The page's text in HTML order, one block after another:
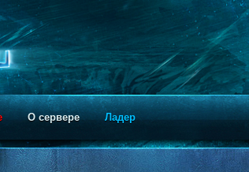
О сервере Ладер